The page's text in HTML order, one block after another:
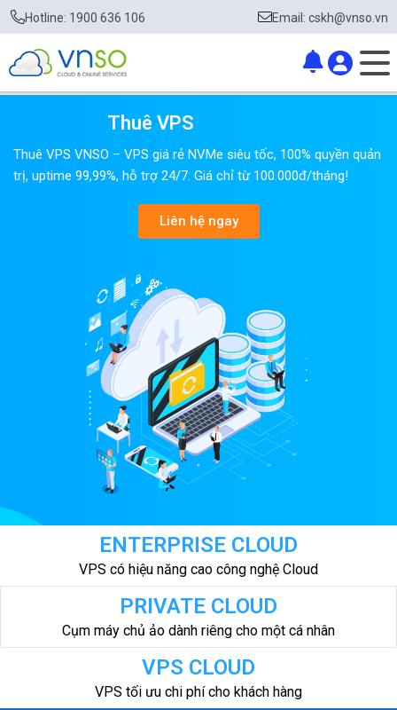
Hotline: 1900 636 106 Email: cskh@vnso.vn
Thuê VPS
Thuê VPS VNSO – VPS giá rẻ NVMe siêu tốc, 100% quyền quản
trị, uptime 99,99%, hỗ trợ 24/7. Giá chỉ từ 100.000đ/tháng!
Liên hệ ngay
ENTERPRISE CLOUD
VPS có hiệu năng cao công nghệ Cloud
PRIVATE CLOUD
Cụm máy chủ ảo dành riêng cho một cá nhân
VPS CLOUD
VPS tối ưu chi phí cho khách hàng